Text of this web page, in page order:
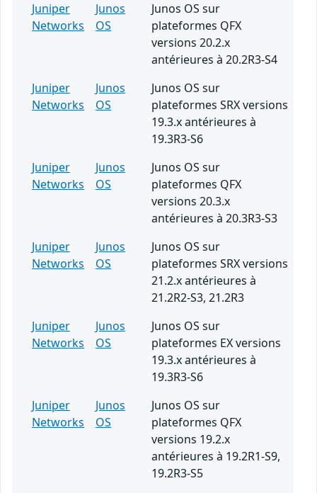
Juniper
Networks
Junos
OS
Junos OS sur
plateformes QFX
versions 20.2.x
antérieures à 20.2R3-S4
Juniper
Networks
Junos
OS
Junos OS sur
plateformes SRX versions
19.3.x antérieures à
19.3R3-S6
Juniper
Networks
Junos
OS
Junos OS sur
plateformes QFX
versions 20.3.x
antérieures à 20.3R3-S3
Juniper
Networks
Junos
OS
Junos OS sur
plateformes SRX versions
21.2.x antérieures à
21.2R2-S3, 21.2R3
Juniper
Networks
Junos
OS
Junos OS sur
plateformes EX versions
19.3.x antérieures à
19.3R3-S6
Juniper
Networks
Junos
OS
Junos OS sur
plateformes QFX
versions 19.2.x
antérieures à 19.2R1-S9,
19.2R3-S5